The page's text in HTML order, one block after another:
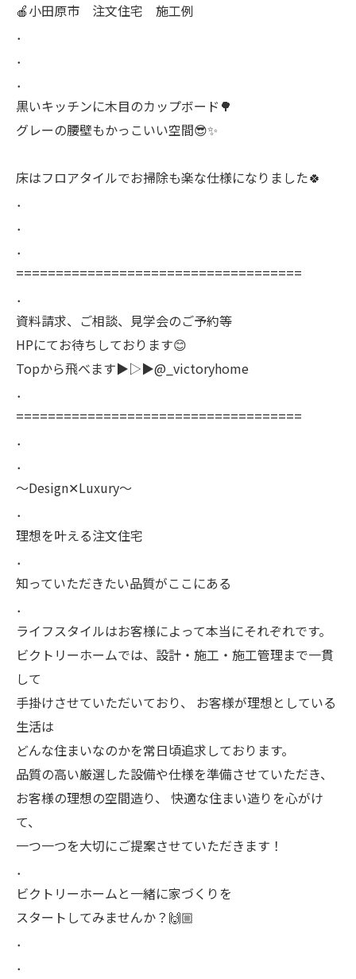
🍎小田原市 注文住宅 施工例
．
．
．
黒いキッチンに木目のカップボード🌳
グレーの腰壁もかっこいい空間😎✨
床はフロアタイルでお掃除も楽な仕様になりました🍀
．
．
．
====================================
．
資料請求、ご相談、見学会のご予約等
HPにてお待ちしております😊
Topから飛べます▶︎▷▶︎@_victoryhome
．
====================================
．
．
〜Design✕Luxury〜
．
理想を叶える注文住宅
．
知っていただきたい品質がここにある
．
ライフスタイルはお客様によって本当にそれぞれです。
ビクトリーホームでは、設計・施工・施工管理まで一貫
して
手掛けさせていただいており、 お客様が理想としている
生活は
どんな住まいなのかを常日頃追求しております。
品質の高い厳選した設備や仕様を準備させていただき、
お客様の理想の空間造り、 快適な住まい造りを心がけ
て、
一つ一つを大切にご提案させていただきます！
．
ビクトリーホームと一緒に家づくりを
スタートしてみませんか？🙌🏼
．
．